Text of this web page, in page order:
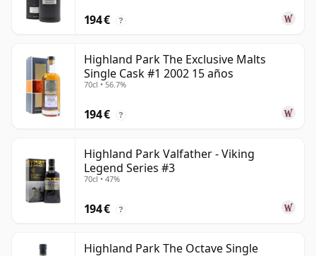
194 € ?
Highland Park The Exclusive Malts
Single Cask #1 2002 15 años
70cl • 56.7%
194 € ?
Highland Park Valfather - Viking
Legend Series #3
70cl • 47%
194 € ?
Highland Park The Octave Single